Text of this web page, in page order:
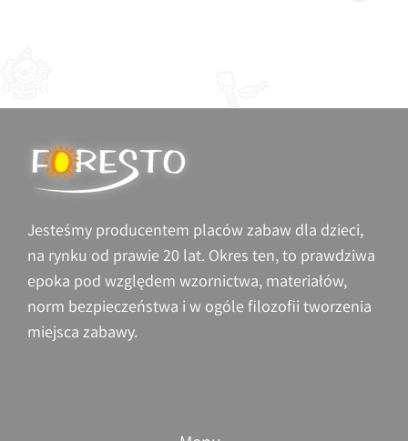
Jesteśmy producentem placów zabaw dla dzieci,
na rynku od prawie 20 lat. Okres ten, to prawdziwa
epoka pod względem wzornictwa, materiałów,
norm bezpieczeństwa i w ogóle filozofii tworzenia
miejsca zabawy.